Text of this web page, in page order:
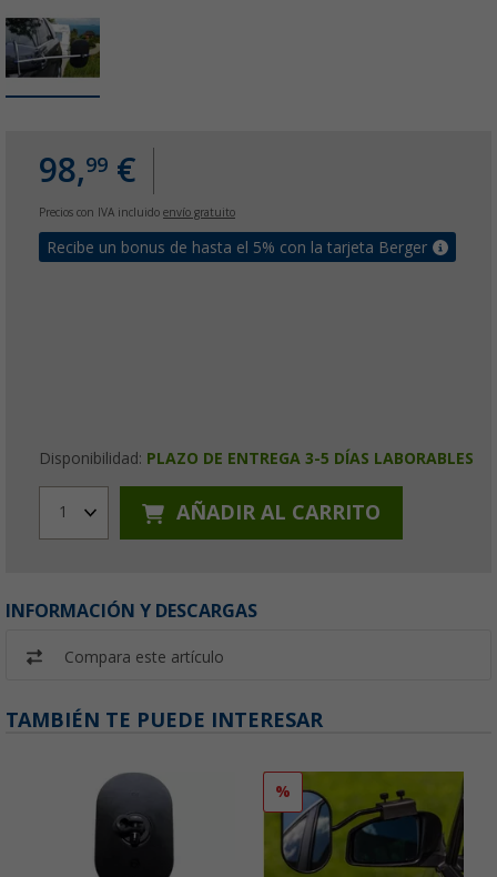
98,99 €
Precios con IVA incluido envío gratuito
Recibe un bonus de hasta el 5% con la tarjeta Berger
Disponibilidad: PLAZO DE ENTREGA 3-5 DÍAS LABORABLES
1 AÑADIR AL CARRITO
INFORMACIÓN Y DESCARGAS
Compara este artículo
TAMBIÉN TE PUEDE INTERESAR
%